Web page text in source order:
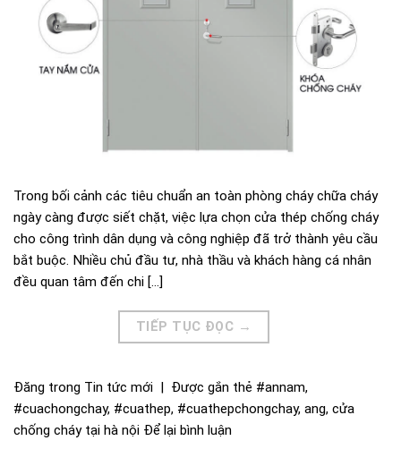
Trong bối cảnh các tiêu chuẩn an toàn phòng cháy chữa cháy
ngày càng được siết chặt, việc lựa chọn cửa thép chống cháy
cho công trình dân dụng và công nghiệp đã trở thành yêu cầu
bắt buộc. Nhiều chủ đầu tư, nhà thầu và khách hàng cá nhân
đều quan tâm đến chi […]
TIẾP TỤC ĐỌC →
Đăng trong Tin tức mới Được gắn thẻ #annam,
#cuachongchay, #cuathep, #cuathepchongchay, ang, cửa
chống cháy tại hà nội Để lại bình luận